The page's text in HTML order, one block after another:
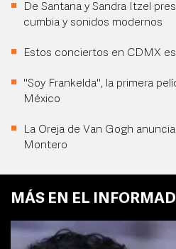
De Santana y Sandra Itzel
cumbia y sonidos modernos
Estos conciertos en CDMX
"Soy Frankelda", la primera
México
La Oreja de Van Gogh
Montero
MÁS EN EL